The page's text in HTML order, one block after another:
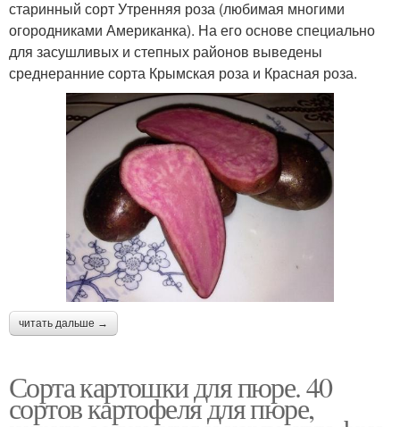
старинный сорт Утренняя роза (любимая многими
огородниками Американка). На его основе специально
для засушливых и степных районов выведены
среднеранние сорта Крымская роза и Красная роза.
читать дальше →
Сорта картошки для пюре. 40
сортов картофеля для пюре,